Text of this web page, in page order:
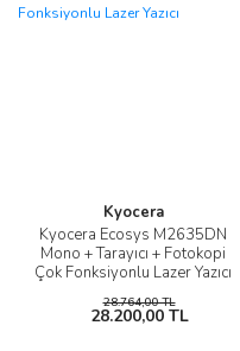
Kyocera
Kyocera Ecosys M2635DN
Mono + Tarayıcı + Fotokopi
Çok Fonksiyonlu Lazer Yazıcı
28.764,00 TL
28.200,00 TL